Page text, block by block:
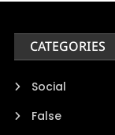
CATEGORIES
Social
False